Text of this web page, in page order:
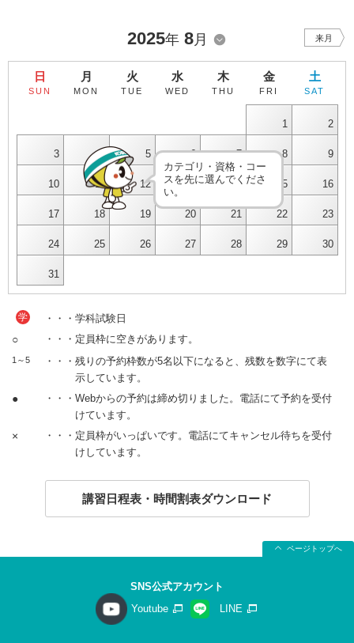
2025年 8月 来月
日
SUN
月
MON
火
TUE
水
WED
木
THU
金
FRI
土
SAT
1 2
3 4 5 6 7 8 9
10 11 12 13 14 15 16
17 18 19 20 21 22 23
24 25 26 27 28 29 30
31
カテゴリ・資格・コー
スを先に選んでくださ
い。
学 ・・・学科試験日
○ ・・・定員枠に空きがあります。
1～5
・・・残りの予約枠数が5名以下になると、残数を数字にて表
示しています。
●
・・・Webからの予約は締め切りました。電話にて予約を受付
けています。
×
・・・定員枠がいっぱいです。電話にてキャンセル待ちを受付
けしています。
講習日程表・時間割表ダウンロード
ページトップへ
SNS公式アカウント
Youtube
LINE